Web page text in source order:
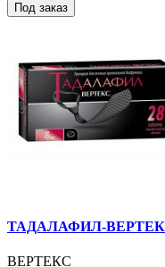
Под заказ
ТАДАЛАФИЛ-
ВЕРТЕКС